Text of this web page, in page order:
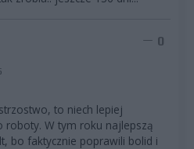
0
to niech lepiej
roboty. W tym roku najlepszą
bo faktycznie poprawili bolid i